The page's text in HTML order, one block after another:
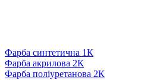
Фарба синтетична 1К
Фарба акрилова 2К
Фарба поліуретанова 2К